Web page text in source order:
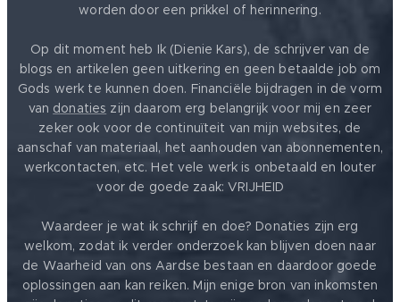
worden door een prikkel of herinnering.
Op dit moment heb Ik (Dienie Kars), de schrijver van de
blogs en artikelen geen uitkering en geen betaalde job om
Gods werk te kunnen doen. Financiële bijdragen in de vorm
van donaties zijn daarom erg belangrijk voor mij en zeer
zeker ook voor de continuïteit van mijn websites, de
aanschaf van materiaal, het aanhouden van abonnementen,
werkcontacten, etc. Het vele werk is onbetaald en louter
voor de goede zaak: VRIJHEID ❤️
Waardeer je wat ik schrijf en doe? Donaties zijn erg
welkom, zodat ik verder onderzoek kan blijven doen naar
de Waarheid van ons Aardse bestaan en daardoor goede
oplossingen aan kan reiken. Mijn enige bron van inkomsten